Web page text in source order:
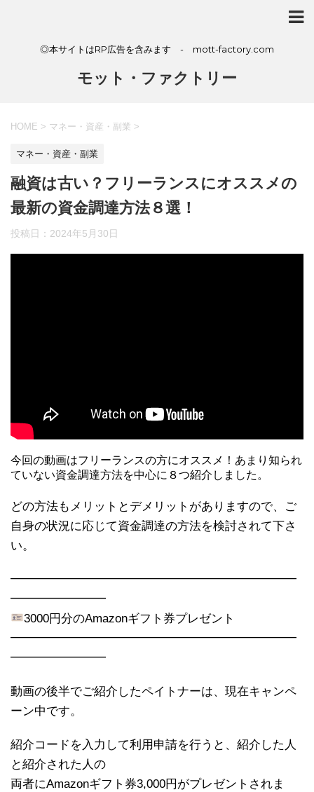
◎本サイトはRP広告を含みます - mott-factory.com
モット・ファクトリー
HOME > マネー・資産・副業 >
マネー・資産・副業
融資は古い？フリーランスにオススメの
最新の資金調達方法８選！
投稿日： 2024年5月30日
今回の動画はフリーランスの方にオススメ！あまり知られ
ていない資金調達方法を中心に８つ紹介しました。
どの方法もメリットとデメリットがありますので、ご
自身の状況に応じて資金調達の方法を検討されて下さ
い。
━━━━━━━━━━━━━━━━━━━━━━━━
━━━━━━━━
3000円分のAmazonギフト券プレゼント
━━━━━━━━━━━━━━━━━━━━━━━━
━━━━━━━━
動画の後半でご紹介したペイトナーは、現在キャンペ
ーン中です。
紹介コードを入力して利用申請を行うと、紹介した人
と紹介された人の
両者にAmazonギフト券3,000円がプレゼントされま